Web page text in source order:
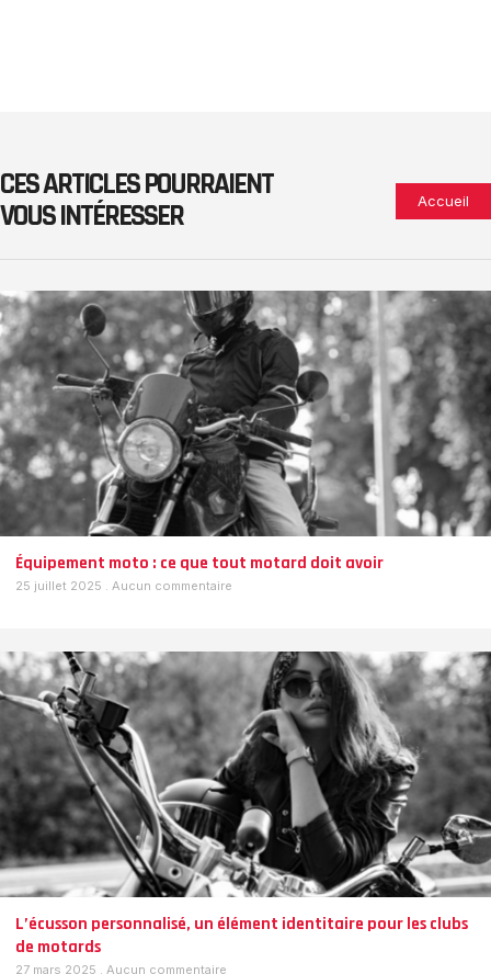
CES ARTICLES POURRAIENT
VOUS INTÉRESSER
Accueil
Équipement moto : ce que tout motard doit avoir
25 juillet 2025 Aucun commentaire
L’écusson personnalisé, un élément identitaire pour les clubs
de motards
27 mars 2025 Aucun commentaire